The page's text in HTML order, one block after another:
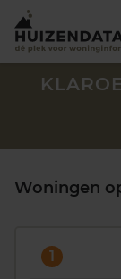
Woningen
1